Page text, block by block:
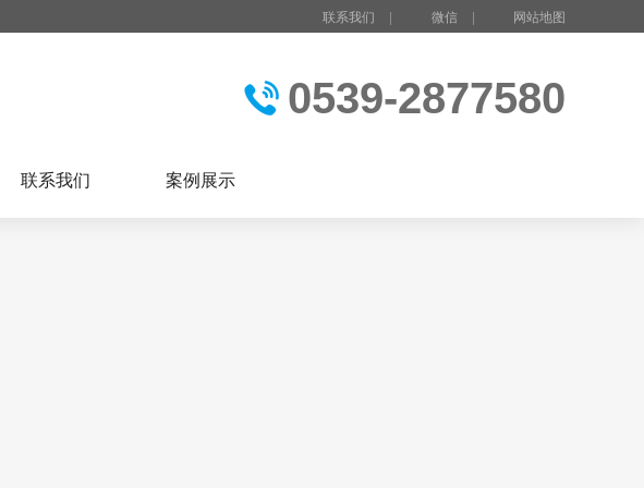
联系我们 | 微信 | 网站地图
0539-2877580
联系我们 案例展示